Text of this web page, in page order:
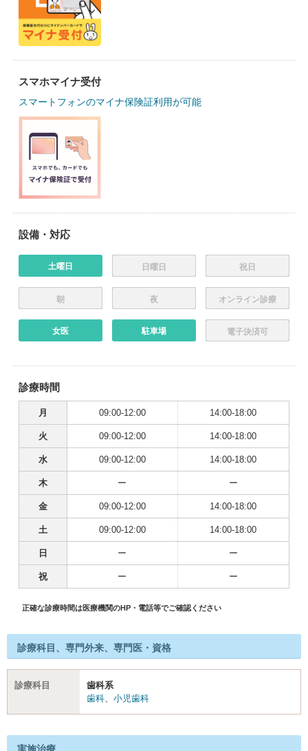
スマホマイナ受付
スマートフォンのマイナ保険証利用が可能
設備・対応
土曜日 日曜日 祝日
朝 夜 オンライン診療
女医 駐車場 電子決済可
診療時間
月 09:00-12:00 14:00-18:00
火 09:00-12:00 14:00-18:00
水 09:00-12:00 14:00-18:00
木 ー ー
金 09:00-12:00 14:00-18:00
土 09:00-12:00 14:00-18:00
日 ー ー
祝 ー ー
正確な診療時間は医療機関のHP・電話等でご確認ください
診療科目、専門外来、専門医・資格
診療科目
歯科系
歯科
小児歯科